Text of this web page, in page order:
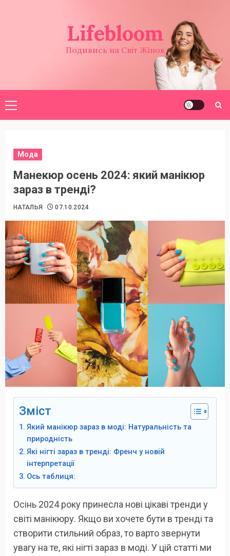
Lifebloom
Подивись на Світ Жінок
Головне
меню
Мода
Манекюр осень 2024: який манікюр
зараз в тренді?
НАТАЛЬЯ 07.10.2024
Зміст
Який манікюр зараз в моді: Натуральність та
природність
Які нігті зараз в тренді: Френч у новій
інтерпретації
Ось таблиця:
Осінь 2024 року принесла нові цікаві тренди у
світі манікюру. Якщо ви хочете бути в тренді та
створити стильний образ, то варто звернути
увагу на те, які нігті зараз в моді. У цій статті ми